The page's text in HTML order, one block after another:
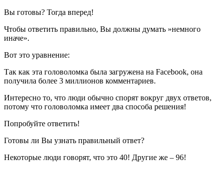
Вы готовы? Тогда вперед!
Чтобы ответить правильно, Вы должны думать »немного
иначе».
Вот это уравнение:
Так как эта головоломка была загружена на Facebook, она
получила более 3 миллионов комментариев.
Интересно то, что люди обычно спорят вокруг двух ответов,
потому что головоломка имеет два способа решения!
Попробуйте ответить!
Готовы ли Вы узнать правильный ответ?
Некоторые люди говорят, что это 40! Другие же – 96!